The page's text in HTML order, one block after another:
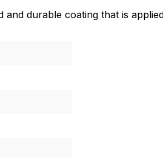
durable coating that is